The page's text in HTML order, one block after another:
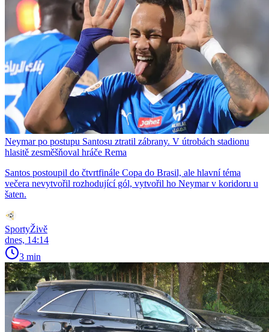
Neymar po postupu Santosu ztratil zábrany. V útrobách stadionu
hlasitě zesměšňoval hráče Rema
Santos postoupil do čtvrtfinále Copa do Brasil, ale hlavní téma
večera nevytvořil rozhodující gól, vytvořil ho Neymar v koridoru u
šaten.
SportyŽivě
dnes, 14:14
3 min